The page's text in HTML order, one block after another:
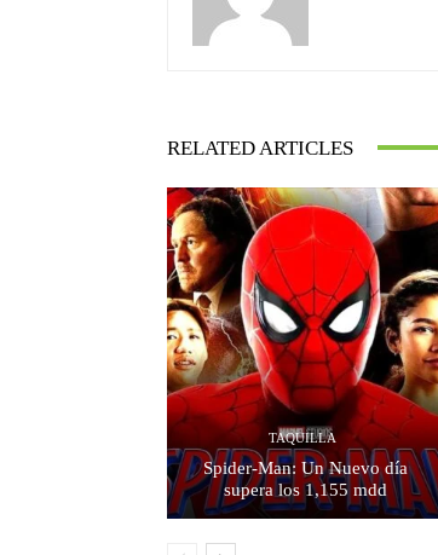
RELATED ARTICLES
TAQUILLA
Spider-Man: Un Nuevo día
supera los 1,155 mdd